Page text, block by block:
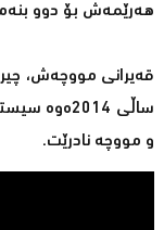
هەرێمەش بۆ دوو
قەیرانی مووچەش،
و مووچە نادرێت.